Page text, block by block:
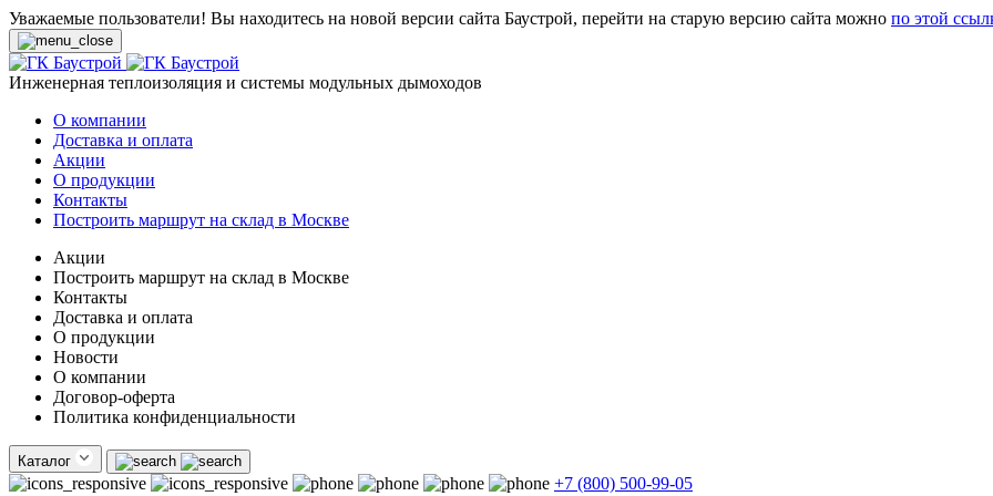
Уважаемые пользователи! Вы находитесь на новой версии сайта Баустрой, перейти на старую версию сайта можно по этой
Инженерная теплоизоляция и системы модульных дымоходов
О компании
Доставка и оплата
Акции
О продукции
Контакты
Построить маршрут на склад в Москве
Акции
Построить маршрут на склад в Москве
Контакты
Доставка и оплата
О продукции
Новости
О компании
Договор-оферта
Политика конфиденциальности
Каталог
+7 (800) 500-99-05